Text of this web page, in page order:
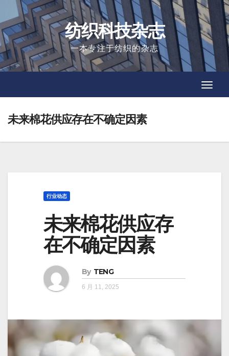
to
content
纺织科技杂志
一本专注于纺织的杂志
未来棉花供应存在不确定因素
行业动态
未来棉花供应存
在不确定因素
By TENG
6 月 11, 2025